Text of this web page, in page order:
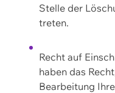
Stelle der
treten.
Recht auf
haben das
Bearbeitung